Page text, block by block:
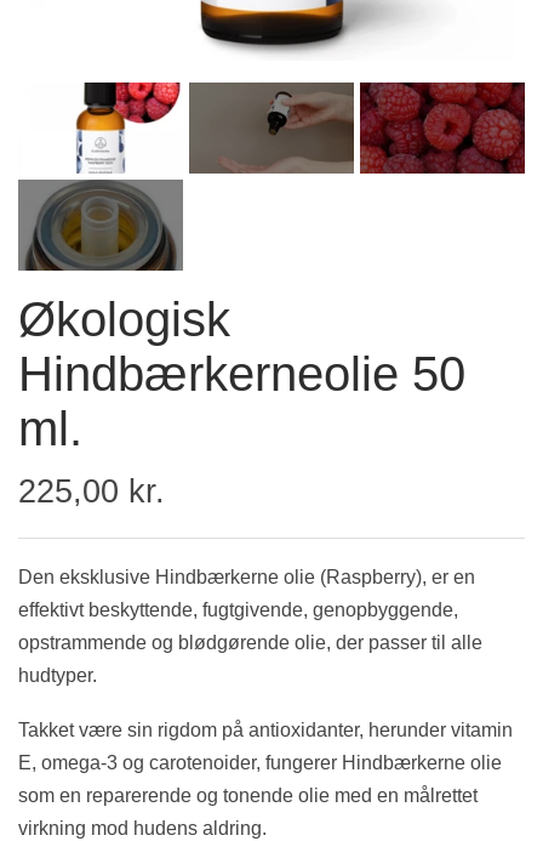
Økologisk
Hindbærkerneolie 50
ml.
225,00 kr.
Den eksklusive Hindbærkerne olie (Raspberry), er en
effektivt beskyttende, fugtgivende, genopbyggende,
opstrammende og blødgørende olie, der passer til alle
hudtyper.
Takket være sin rigdom på antioxidanter, herunder vitamin
E, omega-3 og carotenoider, fungerer Hindbærkerne olie
som en reparerende og tonende olie med en målrettet
virkning mod hudens aldring.